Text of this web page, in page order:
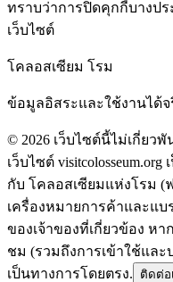
ทราบว่าการปิดคุกกี้บางป
เว็บไซต์
โคลอสเซียม โรม
ข้อมูลอิสระและใช้งานได้จ
© 2026 เว็บไซต์นี้ไม่เกี่ยว
เว็บไซต์
กับ โคลอสเซียมแห่งโรม (
เครื่องหมายการค้าและแ
ของเจ้าของที่เกี่ยวข้อง ห
ชม (รวมถึงการเข้าใช้แล
เป็นทางการโดยตรง.
ติดต่อ